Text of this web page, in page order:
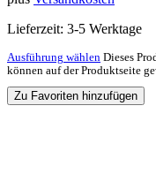
Lieferzeit: 3-5 Werktage
Ausführung wählen Dieses
können auf der Produktseite
Zu Favoriten hinzufügen